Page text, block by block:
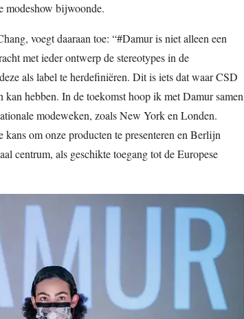
bijwoonde.
voegt daaraan toe: “#Damur is niet alleen een
met ieder ontwerp de stereotypes in de
als label te herdefiniëren. Dit is iets dat waar CSD
hebben. In de toekomst hoop ik met Damur samen
modeweken, zoals New York en Londen.
kans om onze producten te presenteren en Berlijn
centrum, als geschikte toegang tot de Europese